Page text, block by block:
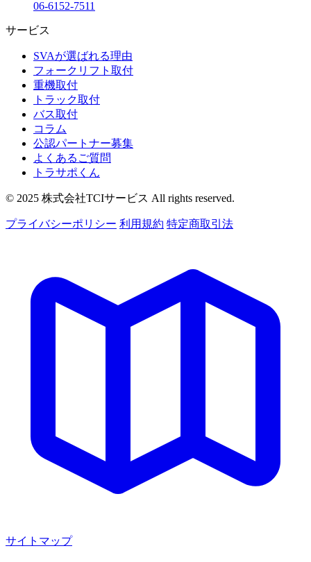
06-6152-7511
サービス
SVAが選ばれる理由
フォークリフト取付
重機取付
トラック取付
バス取付
コラム
公認パートナー募集
よくあるご質問
トラサポくん
© 2025 株式会社TCIサービス All rights reserved.
プライバシーポリシー 利用規約 特定商取引法
サイトマップ